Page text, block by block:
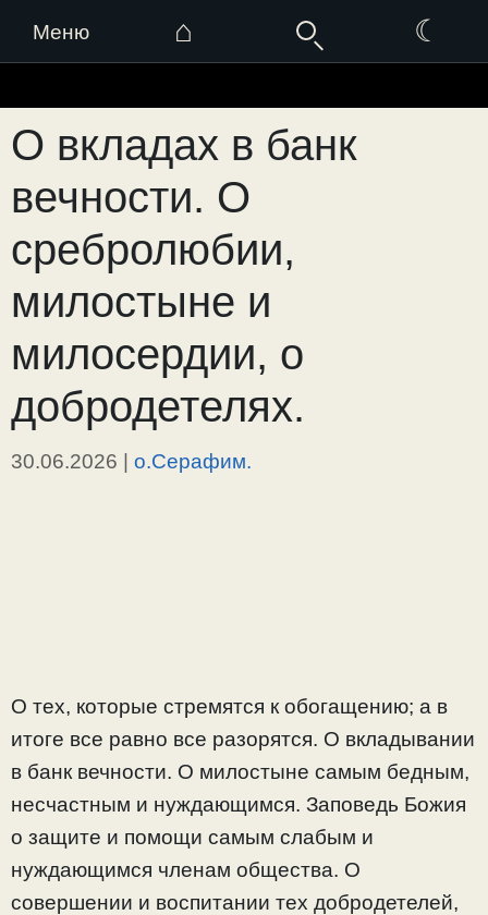
Меню ⌂ ☾
к
содержимому
О вкладах в банк
вечности. О
сребролюбии,
милостыне и
милосердии, о
добродетелях.
30.06.2026 | о.Серафим.
О тех, которые стремятся к обогащению; а в
итоге все равно все разорятся. О вкладывании
в банк вечности. О милостыне самым бедным,
несчастным и нуждающимся. Заповедь Божия
о защите и помощи самым слабым и
нуждающимся членам общества. О
совершении и воспитании тех добродетелей,